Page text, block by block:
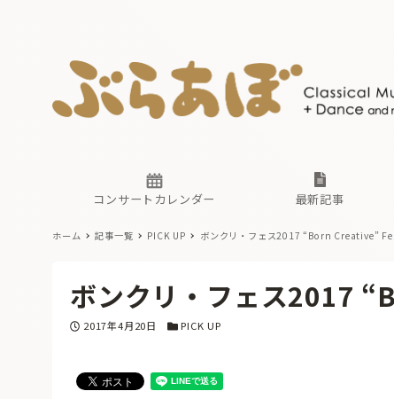
コンサートカレンダー 最新記事
現場のプ
古楽とそ
無料ライ
あ か
ホーム 記事一覧 PICK UP ボンクリ・フェス2017 “Born Creative”
ボンクリ・フェス2017
投稿日
2017年4月20日 カテゴリー
PICK UP